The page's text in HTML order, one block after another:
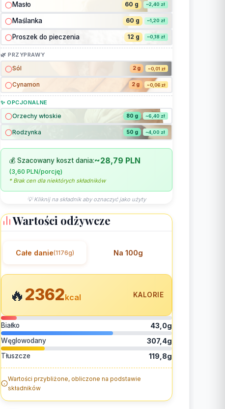
Masło 60 g ~2,40 zł
Maślanka 60 g ~1,20 zł
Proszek do pieczenia 12 g ~0,18 zł
🌿 PRZYPRAWY
Sól 2 g ~0,01 zł
Cynamon 2 g ~0,06 zł
✨ OPCJONALNE
Orzechy włoskie 80 g ~6,40 zł
Rodzynka 50 g ~4,00 zł
💰 Szacowany koszt dania:~28,79 PLN
(3,60 PLN/porcję)
* Brak cen dla niektórych składników
💡 Kliknij na składnik aby oznaczyć jako użyty
Wartości odżywcze
Całe danie(1176g) Na 100g
🔥2362kcal KALORIE
Białko 43,0g
Węglowodany 307,4g
Tłuszcze 119,8g
Wartości przybliżone, obliczone na podstawie
składników